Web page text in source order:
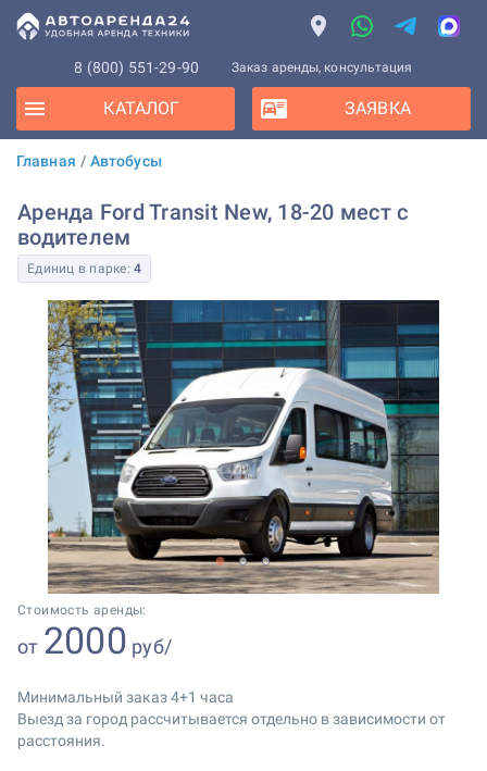
8 (800) 551-29-90 Заказ аренды, консультация
КАТАЛОГ ЗАЯВКА
Главная / Автобусы
Аренда Ford Transit New, 18-20 мест с
водителем
Единиц в парке: 4
1 2 3
Стоимость аренды:
от 2000 руб/
Минимальный заказ 4+1 часа
Выезд за город рассчитывается отдельно в зависимости от
расстояния.